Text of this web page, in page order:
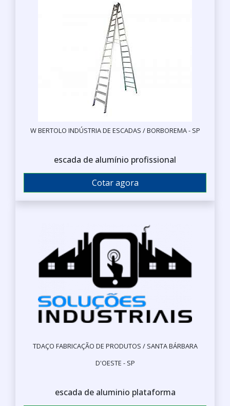
W BERTOLO INDÚSTRIA DE ESCADAS / BORBOREMA - SP
escada de alumínio profissional
Cotar agora
TDAÇO FABRICAÇÃO DE PRODUTOS / SANTA BÁRBARA
D'OESTE - SP
escada de aluminio plataforma